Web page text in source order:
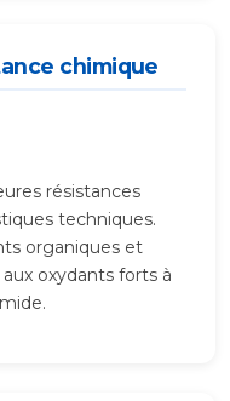
chimique
résistances
techniques.
organiques et
oxydants forts à